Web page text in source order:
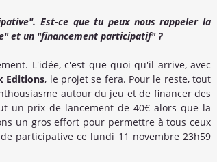
Est-ce que tu peux nous rappeler la
et un "financement participatif" ?
L'idée, c'est que quoi qu'il arrive, avec
Editions, le projet se fera. Pour le reste, tout
autour du jeu et de financer des
un prix de lancement de 40€ alors que la
un gros effort pour permettre à tous ceux
participative ce lundi 11 novembre 23h59